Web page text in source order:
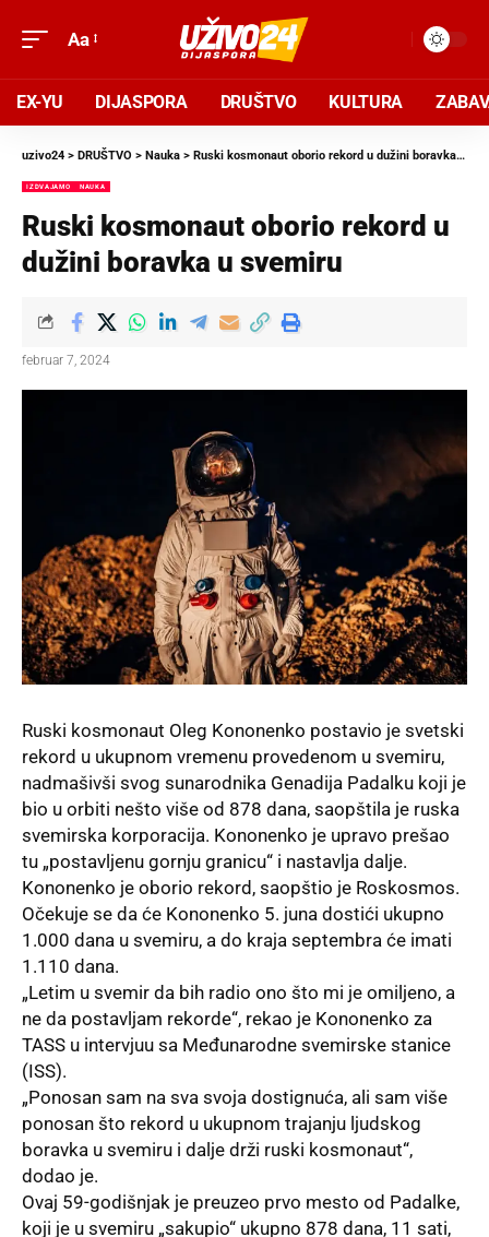
Aa
EX-YU DIJASPORA DRUŠTVO KULTURA
uzivo24 > DRUŠTVO > Nauka > Ruski kosmonaut oborio rekord u dužini boravka u svemiru
IZDVAJAMO NAUKA
Ruski kosmonaut oborio rekord u
dužini boravka u svemiru
februar 7, 2024
Ruski kosmonaut Oleg Kononenko postavio je svetski
rekord u ukupnom vremenu provedenom u svemiru,
nadmašivši svog sunarodnika Genadija Padalku koji je
bio u orbiti nešto više od 878 dana, saopštila je ruska
svemirska korporacija. Kononenko je upravo prešao
tu „postavljenu gornju granicu“ i nastavlja dalje.
Kononenko je oborio rekord, saopštio je Roskosmos.
Očekuje se da će Kononenko 5. juna dostići ukupno
1.000 dana u svemiru, a do kraja septembra će imati
1.110 dana.
„Letim u svemir da bih radio ono što mi je omiljeno, a
ne da postavljam rekorde“, rekao je Kononenko za
TASS u intervjuu sa Međunarodne svemirske stanice
(ISS).
„Ponosan sam na sva svoja dostignuća, ali sam više
ponosan što rekord u ukupnom trajanju ljudskog
boravka u svemiru i dalje drži ruski kosmonaut“,
dodao je.
Ovaj 59-godišnjak je preuzeo prvo mesto od Padalke,
koji je u svemiru „sakupio“ ukupno 878 dana, 11 sati,